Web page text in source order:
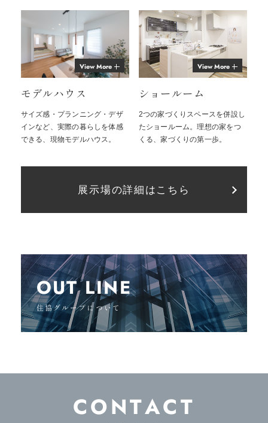
View More
モデルハウス
サイズ感・プランニング・デザ
インなど、実際の暮らしを体感
できる、現物モデルハウス。
View More
ショールーム
2つの家づくりスペースを併設し
たショールーム。理想の家をつ
くる、家づくりの第一歩。
展示場の詳細はこちら
OUT LINE
住協グループについて
CONTACT